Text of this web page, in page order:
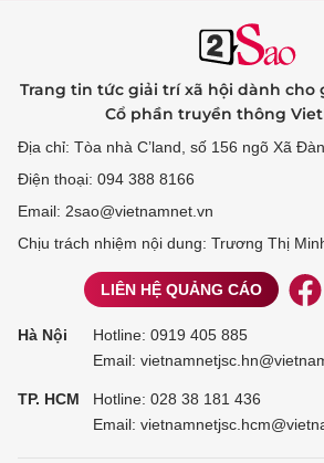
Trang tin tức giải trí xã hội dành cho
Cổ phần truyền thông
Địa chỉ: Tòa nhà C’land, số 156 ngõ Xã
Điện thoại: 094 388 8166
Email: 2sao@vietnamnet.vn
Chịu trách nhiệm nội dung: Trương Thị
LIÊN HỆ QUẢNG CÁO
Hà Nội Hotline: 0919 405 885
Email:
TP. HCM Hotline: 028 38 181 436
Email: